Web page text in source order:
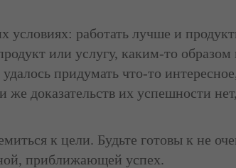
работать лучше и
или услугу, каким-то
придумать что-то
доказательств их успешности
к цели. Будьте готовы к не
приближающей успех.